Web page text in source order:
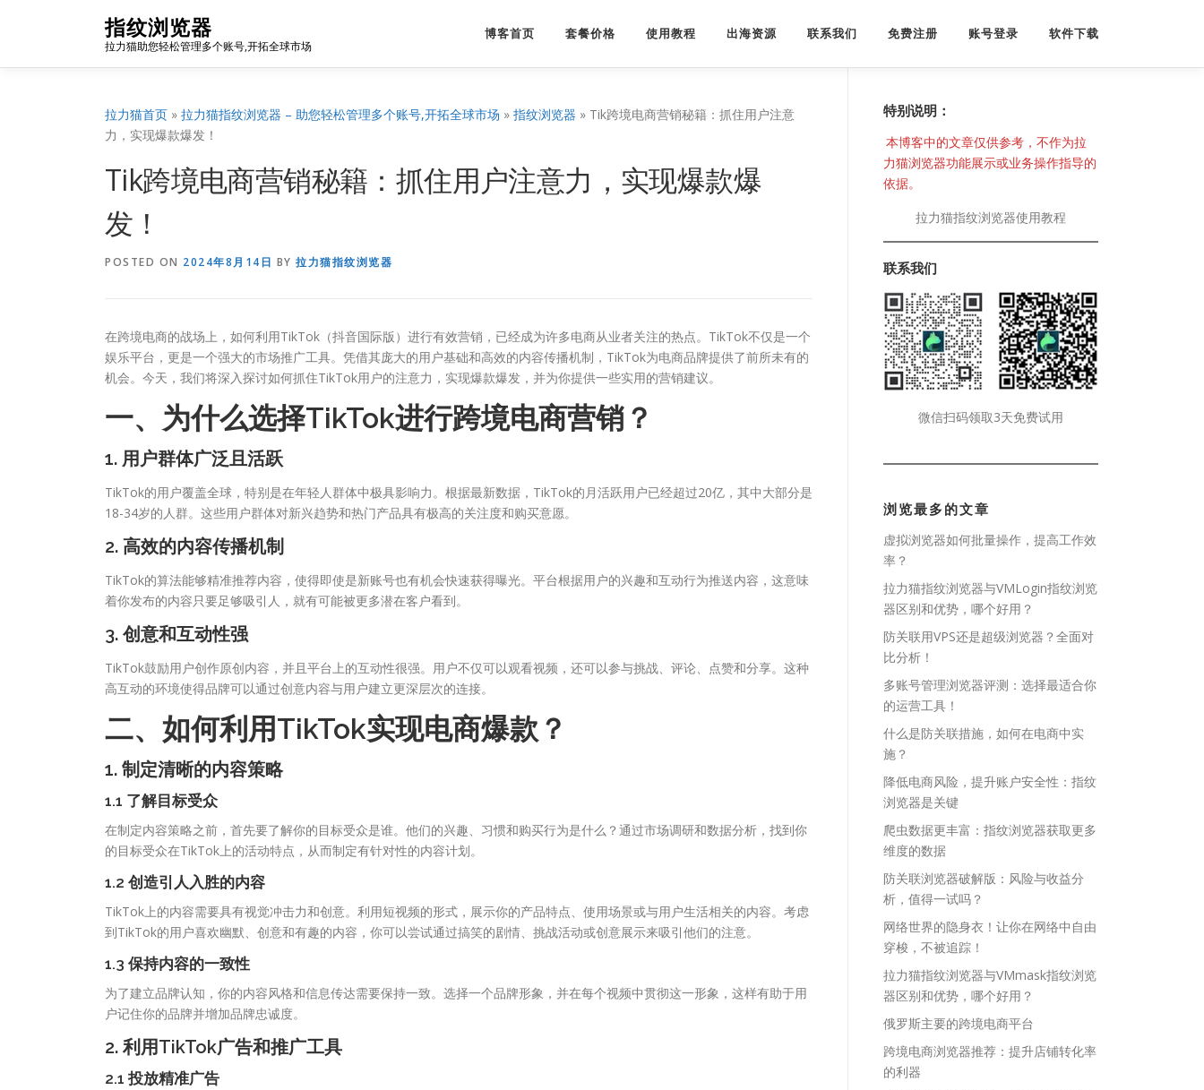
指纹浏览器
拉力猫助您轻松管理多个账号,开拓全球市场
博客首页 套餐价格 使用教程 出海资源 联系我们 免费注册 账号登录 软件下载
拉力猫首页 » 拉力猫指纹浏览器 – 助您轻松管理多个账号,开拓全球市场 » 指纹浏览器 » Tik跨境电商营销秘籍：抓住用户注意
力，实现爆款爆发！
Tik跨境电商营销秘籍：抓住用户注意力，实现爆款爆
发！
POSTED ON 2024年8月14日 BY 拉力猫指纹浏览器
在跨境电商的战场上，如何利用TikTok（抖音国际版）进行有效营销，已经成为许多电商从业者关注的热点。TikTok不仅是一个
娱乐平台，更是一个强大的市场推广工具。凭借其庞大的用户基础和高效的内容传播机制，TikTok为电商品牌提供了前所未有的
机会。今天，我们将深入探讨如何抓住TikTok用户的注意力，实现爆款爆发，并为你提供一些实用的营销建议。
一、为什么选择TikTok进行跨境电商营销？
1. 用户群体广泛且活跃
TikTok的用户覆盖全球，特别是在年轻人群体中极具影响力。根据最新数据，TikTok的月活跃用户已经超过20亿，其中大部分是
18-34岁的人群。这些用户群体对新兴趋势和热门产品具有极高的关注度和购买意愿。
2. 高效的内容传播机制
TikTok的算法能够精准推荐内容，使得即使是新账号也有机会快速获得曝光。平台根据用户的兴趣和互动行为推送内容，这意味
着你发布的内容只要足够吸引人，就有可能被更多潜在客户看到。
3. 创意和互动性强
TikTok鼓励用户创作原创内容，并且平台上的互动性很强。用户不仅可以观看视频，还可以参与挑战、评论、点赞和分享。这种
高互动的环境使得品牌可以通过创意内容与用户建立更深层次的连接。
二、如何利用TikTok实现电商爆款？
1. 制定清晰的内容策略
1.1 了解目标受众
在制定内容策略之前，首先要了解你的目标受众是谁。他们的兴趣、习惯和购买行为是什么？通过市场调研和数据分析，找到你
的目标受众在TikTok上的活动特点，从而制定有针对性的内容计划。
1.2 创造引人入胜的内容
TikTok上的内容需要具有视觉冲击力和创意。利用短视频的形式，展示你的产品特点、使用场景或与用户生活相关的内容。考虑
到TikTok的用户喜欢幽默、创意和有趣的内容，你可以尝试通过搞笑的剧情、挑战活动或创意展示来吸引他们的注意。
1.3 保持内容的一致性
为了建立品牌认知，你的内容风格和信息传达需要保持一致。选择一个品牌形象，并在每个视频中贯彻这一形象，这样有助于用
户记住你的品牌并增加品牌忠诚度。
2. 利用TikTok广告和推广工具
2.1 投放精准广告
特别说明：
本博客中的文章仅供参考，不作为拉
力猫浏览器功能展示或业务操作指导的
依据。
拉力猫指纹浏览器使用教程
联系我们
微信扫码领取3天免费试用
浏览最多的文章
虚拟浏览器如何批量操作，提高工作效
率？
拉力猫指纹浏览器与VMLogin指纹浏览
器区别和优势，哪个好用？
防关联用VPS还是超级浏览器？全面对
比分析！
多账号管理浏览器评测：选择最适合你
的运营工具！
什么是防关联措施，如何在电商中实
施？
降低电商风险，提升账户安全性：指纹
浏览器是关键
爬虫数据更丰富：指纹浏览器获取更多
维度的数据
防关联浏览器破解版：风险与收益分
析，值得一试吗？
网络世界的隐身衣！让你在网络中自由
穿梭，不被追踪！
拉力猫指纹浏览器与VMmask指纹浏览
器区别和优势，哪个好用？
俄罗斯主要的跨境电商平台
跨境电商浏览器推荐：提升店铺转化率
的利器